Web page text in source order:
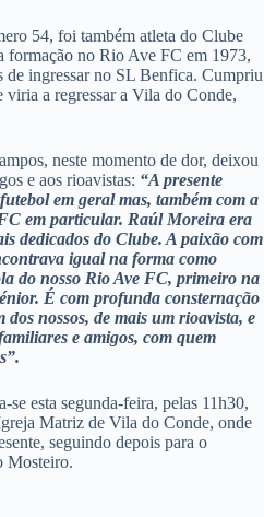
54, foi também atleta do Clube
formação no Rio Ave FC em 1973,
de ingressar no SL Benfica. Cumpriu
a regressar a Vila do Conde,
neste momento de dor, deixou
e aos rioavistas: “A presente
em geral mas, também com a
em particular. Raúl Moreira era
dedicados do Clube. A paixão com
igual na forma como
do nosso Rio Ave FC, primeiro na
É com profunda consternação
nossos, de mais um rioavista, e
e amigos, com quem
esta segunda-feira, pelas 11h30,
Matriz de Vila do Conde, onde
seguindo depois para o
Mosteiro.